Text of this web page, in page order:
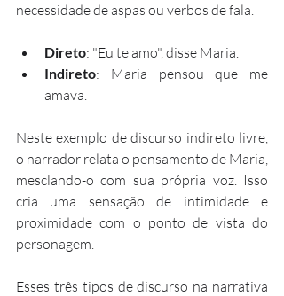
necessidade de aspas ou verbos de fala.
Direto: "Eu te amo", disse Maria.
Indireto: Maria pensou que me
amava.
Neste exemplo de discurso indireto livre,
o narrador relata o pensamento de Maria,
mesclando-o com sua própria voz. Isso
cria uma sensação de intimidade e
proximidade com o ponto de vista do
personagem.
Esses três tipos de discurso na narrativa